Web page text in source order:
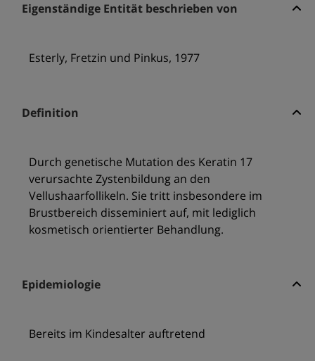
Eigenständige Entität beschrieben von
Esterly, Fretzin und Pinkus, 1977
Definition
Durch genetische Mutation des Keratin 17
verursachte Zystenbildung an den
Vellushaarfollikeln. Sie tritt insbesondere im
Brustbereich disseminiert auf, mit lediglich
kosmetisch orientierter Behandlung.
Epidemiologie
Bereits im Kindesalter auftretend